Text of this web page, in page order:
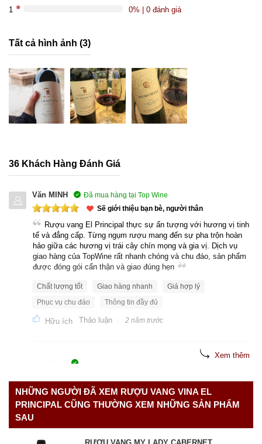
1
0% | 0 đánh giá
Tất cả hình ảnh (3)
36 Khách Hàng Đánh Giá
Văn MINH
Đã mua hàng tại Top Wine
Sẽ giới thiệu bạn bè, người thân
Rượu vang El Principal thực sự ấn tượng với hương vị tinh
tế và đẳng cấp. Từng ngụm rượu mang đến sự pha trộn hoàn
hảo giữa các hương vị trái cây chín mọng và gia vị. Dịch vụ
giao hàng của TopWine rất nhanh chóng và chu đáo, sản phẩm
được đóng gói cẩn thận và giao đúng hẹn
Chất lượng tốt Giao hàng nhanh
Giá hợp lý
Phục vụ chu đáo
Thông tin đầy đủ
Hữu ích Thảo luận 2 năm trước
El Principal là chai rượu vang chất lượng cao, xứng đáng
với số tiền bỏ ra. Hương vị tuyệt hảo, cấu trúc cân bằng và hậu
vị dài lâu. Dịch vụ giao hàng của TopWine rất tốt, sản phẩm
Xem thêm
NHỮNG NGƯỜI ĐÃ XEM RƯỢU VANG VINA EL
PRINCIPAL CŨNG THƯỜNG XEM NHỮNG SẢN PHẨM
SAU